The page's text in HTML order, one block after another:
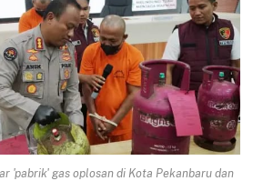
'pabrik' gas oplosan di Kota Pekanbaru dan